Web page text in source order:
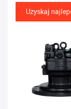
Uzyskaj